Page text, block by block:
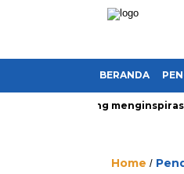
BERANDA
yang menginspirasi
Home /